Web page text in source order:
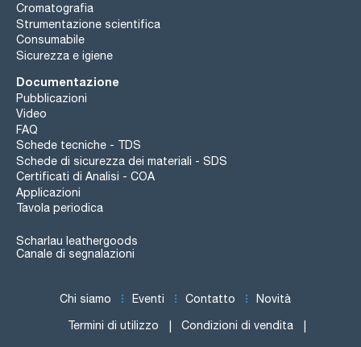
Cromatografia
Strumentazione scientifica
Consumabile
Sicurezza e igiene
Documentazione
Pubblicazioni
Video
FAQ
Schede tecniche - TDS
Schede di sicurezza dei materiali - SDS
Certificati di Analisi - COA
Applicazioni
Tavola periodica
Scharlau leathergoods
Canale di segnalazioni
Chi siamo Eventi Contatto Novità
Termini di utilizzo Condizioni di vendita